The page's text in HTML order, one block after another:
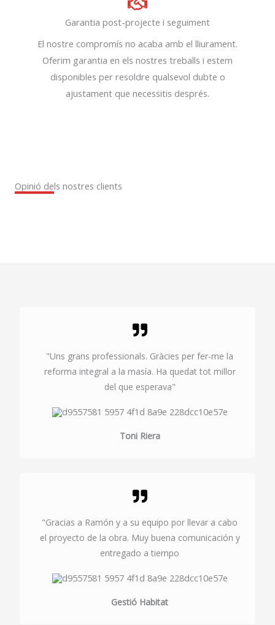
Garantia post-projecte i seguiment
El nostre compromís no acaba amb el lliurament.
Oferim garantia en els nostres treballs i estem
disponibles per resoldre qualsevol dubte o
ajustament que necessitis després.
Opinió dels nostres clients
"Uns grans professionals. Gràcies per fer-me la
reforma integral a la masía. Ha quedat tot millor
del que esperava"
Toni Riera
"Gracias a Ramón y a su equipo por llevar a cabo
el proyecto de la obra. Muy buena comunicación y
entregado a tiempo
Gestió Habitat